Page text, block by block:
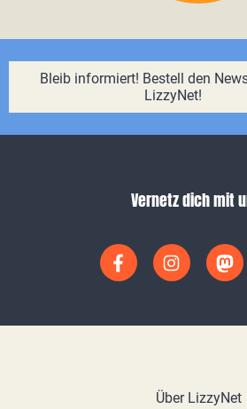
Bleib informiert! Bestell den
LizzyNet!
Vernetz dich mit
Über LizzyNet